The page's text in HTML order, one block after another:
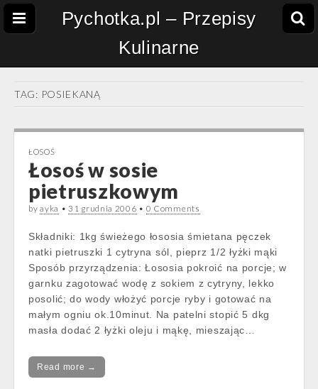
Pychotka.pl – Przepisy
Kulinarne
TAG: POSIEKANĄ
ŁOSOŚ
Łosoś w sosie
pietruszkowym
byayka •31 grudnia 2006 • 0 Comments
Składniki: 1kg świeżego łososia śmietana pęczek
natki pietruszki 1 cytryna sól, pieprz 1/2 łyżki mąki
Sposób przyrządzenia: Łososia pokroić na porcje; w
garnku zagotować wodę z sokiem z cytryny, lekko
posolić; do wody włożyć porcje ryby i gotować na
małym ogniu ok.10minut. Na patelni stopić 5 dkg
masła dodać 2 łyżki oleju i mąkę, mieszając…
Read more →